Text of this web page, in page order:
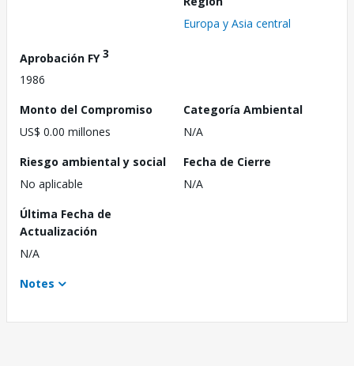
Europa y Asia central
Aprobación FY3
1986
Monto del Compromiso
US$ 0.00 millones
Categoría Ambiental
N/A
Riesgo ambiental y social
No aplicable
Fecha de Cierre
N/A
Última Fecha de
Actualización
N/A
Notes